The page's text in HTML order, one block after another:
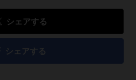
シェアする
シェアする